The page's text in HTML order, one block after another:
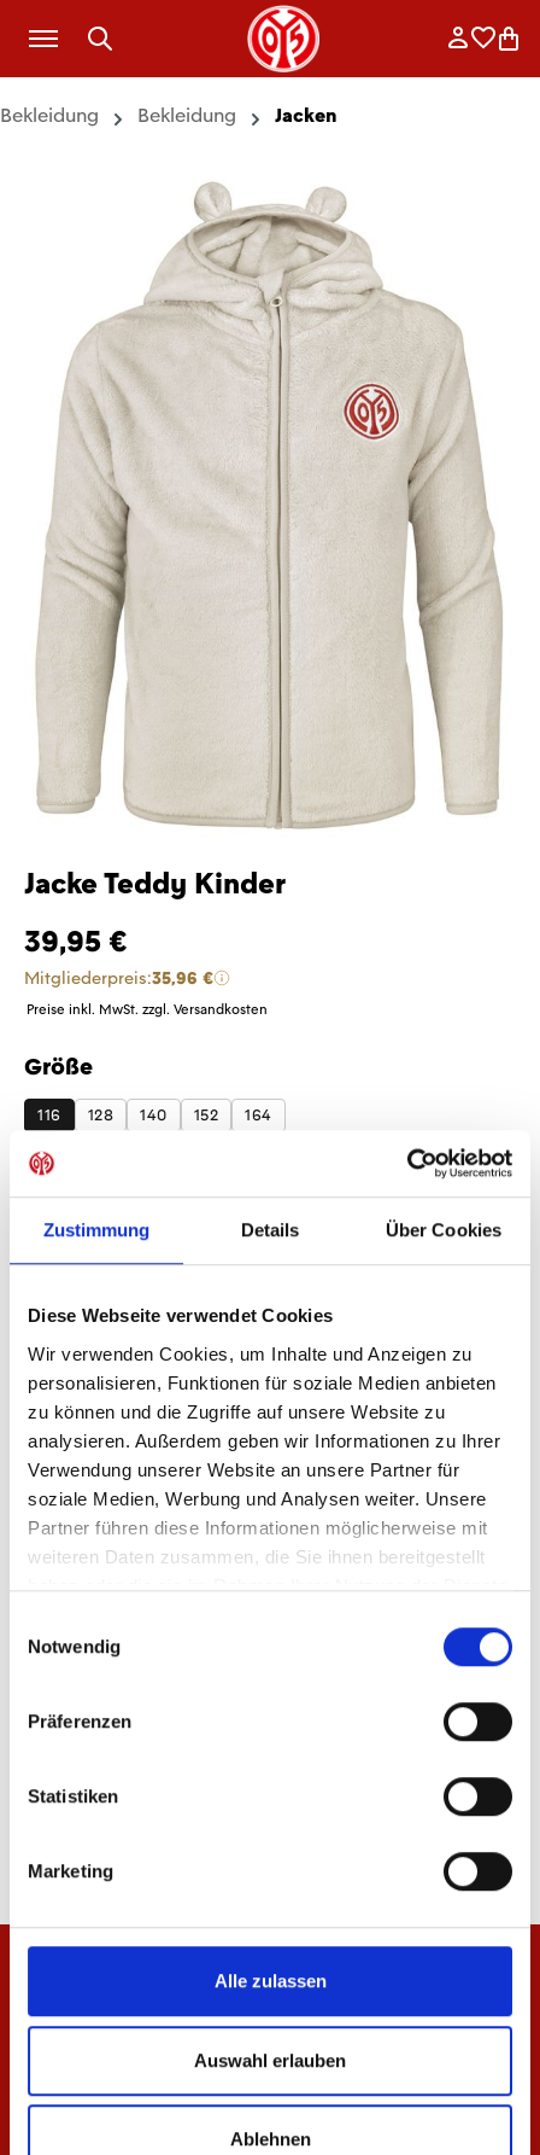
Zustimmung Details Über Cookies
Diese Webseite verwendet Cookies
Wir verwenden Cookies, um Inhalte und Anzeigen zu
personalisieren, Funktionen für soziale Medien anbieten
zu können und die Zugriffe auf unsere Website zu
analysieren. Außerdem geben wir Informationen zu Ihrer
Verwendung unserer Website an unsere Partner für
soziale Medien, Werbung und Analysen weiter. Unsere
Partner führen diese Informationen möglicherweise mit
weiteren Daten zusammen, die Sie ihnen bereitgestellt
haben oder die sie im Rahmen Ihrer Nutzung der Dienste
Notwendig
Präferenzen
Statistiken
Marketing
Alle zulassen
Auswahl erlauben
Ablehnen
Zum Hauptinhalt springen
Bekleidung Bekleidung Jacken
Jacke Teddy Kinder
39,95 €
Mitgliederpreis:35,96 €
Preise inkl. MwSt. zzgl. Versandkosten
Größe
auswählen
116 128 140 152 164
Produkt Anzahl: Gib den gewünschten
Anzahl
Sofort verfügbar, Lieferzeit: 1-3 Tage
IN DEN WARENKORB
Produktdetails